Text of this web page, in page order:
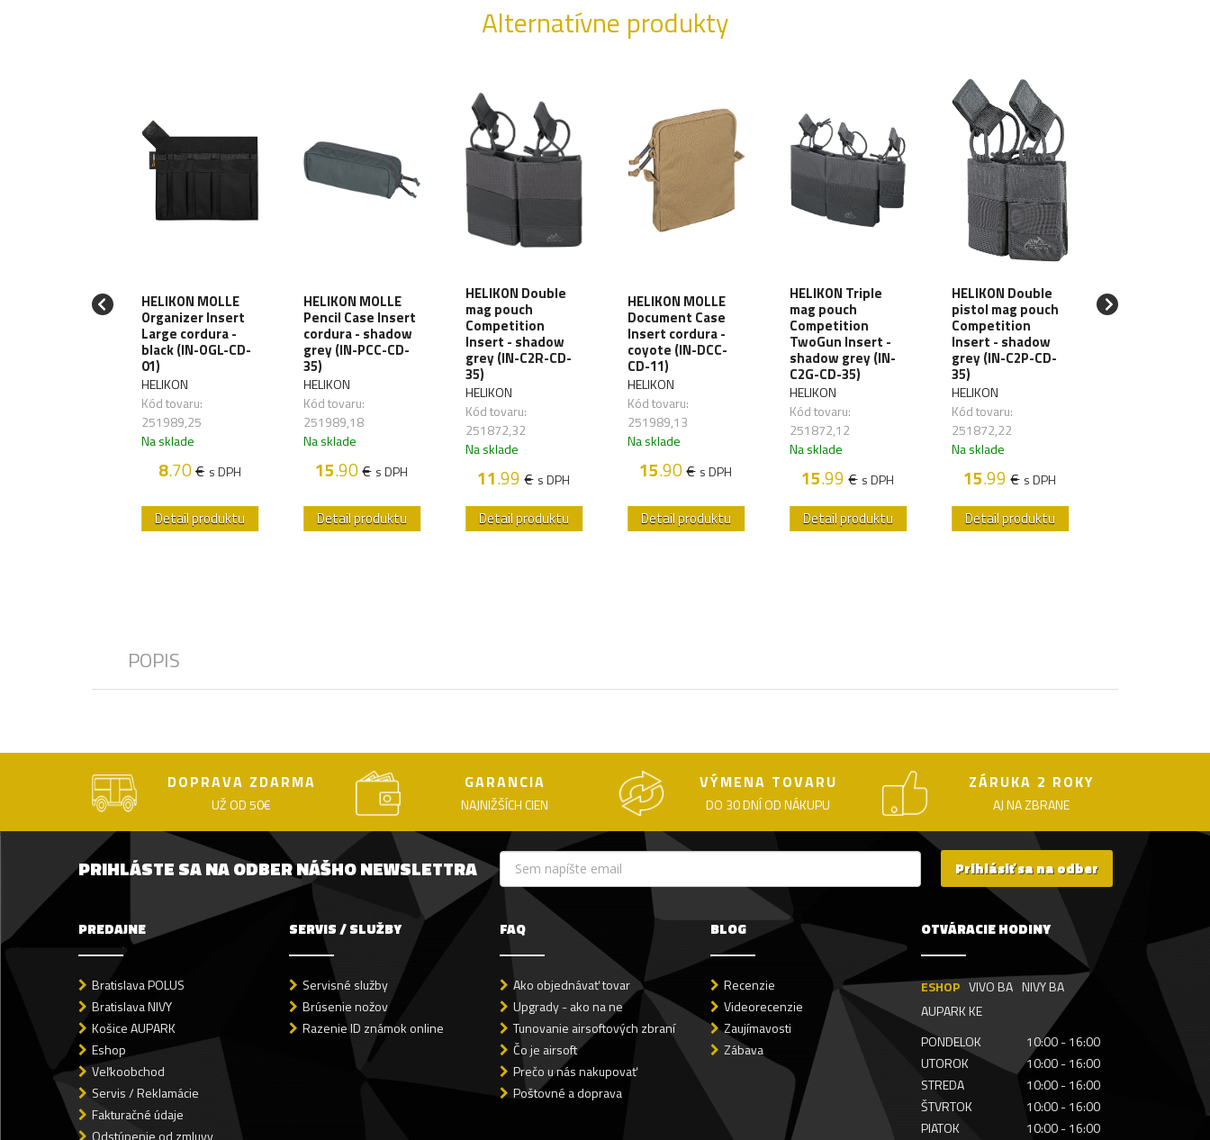
Alternatívne produkty
HELIKON MOLLE
Organizer Insert
Large cordura -
black (IN-OGL-CD-
01)
HELIKON
Kód tovaru:
251989,25
Na sklade
8.70€ s DPH
Detail produktu
HELIKON MOLLE
Pencil Case Insert
cordura - shadow
grey (IN-PCC-CD-
35)
HELIKON
Kód tovaru:
251989,18
Na sklade
15.90€ s DPH
Detail produktu
HELIKON Double
mag pouch
Competition
Insert - shadow
grey (IN-C2R-CD-
35)
HELIKON
Kód tovaru:
251872,32
Na sklade
11.99€ s DPH
Detail produktu
HELIKON MOLLE
Document Case
Insert cordura -
coyote (IN-DCC-
CD-11)
HELIKON
Kód tovaru:
251989,13
Na sklade
15.90€ s DPH
Detail produktu
HELIKON Triple
mag pouch
Competition
TwoGun Insert -
shadow grey (IN-
C2G-CD-35)
HELIKON
Kód tovaru:
251872,12
Na sklade
15.99€ s DPH
Detail produktu
HELIKON Double
pistol mag pouch
Competition
Insert - shadow
grey (IN-C2P-CD-
35)
HELIKON
Kód tovaru:
251872,22
Na sklade
15.99€ s DPH
Detail produktu
HELIKON
Pencil Case
POPIS
DOPRAVA ZDARMA
UŽ OD 50€
GARANCIA
NAJNIŽŠÍCH CIEN
VÝMENA TOVARU
DO 30 DNÍ OD NÁKUPU
ZÁRUKA 2 ROKY
AJ NA ZBRANE
PRIHLÁSTE SA NA ODBER NÁŠHO NEWSLETTRA Prihlásiť sa na odber
PREDAJNE
Bratislava POLUS
Bratislava NIVY
Košice AUPARK
Eshop
Veľkoobchod
Servis / Reklamácie
Fakturačné údaje
Odstúpenie od zmluvy
SERVIS / SLUŽBY
Servisné služby
Brúsenie nožov
Razenie ID známok online
FAQ
Ako objednávať tovar
Upgrady - ako na ne
Tunovanie airsoftových zbraní
Čo je airsoft
Prečo u nás nakupovať
Poštovné a doprava
BLOG
Recenzie
Videorecenzie
Zaujímavosti
Zábava
OTVÁRACIE HODINY
ESHOP VIVO BA NIVY BA
AUPARK KE
PONDELOK
10:00 - 16:00
UTOROK
10:00 - 16:00
STREDA
10:00 - 16:00
ŠTVRTOK
10:00 - 16:00
PIATOK
10:00 - 16:00